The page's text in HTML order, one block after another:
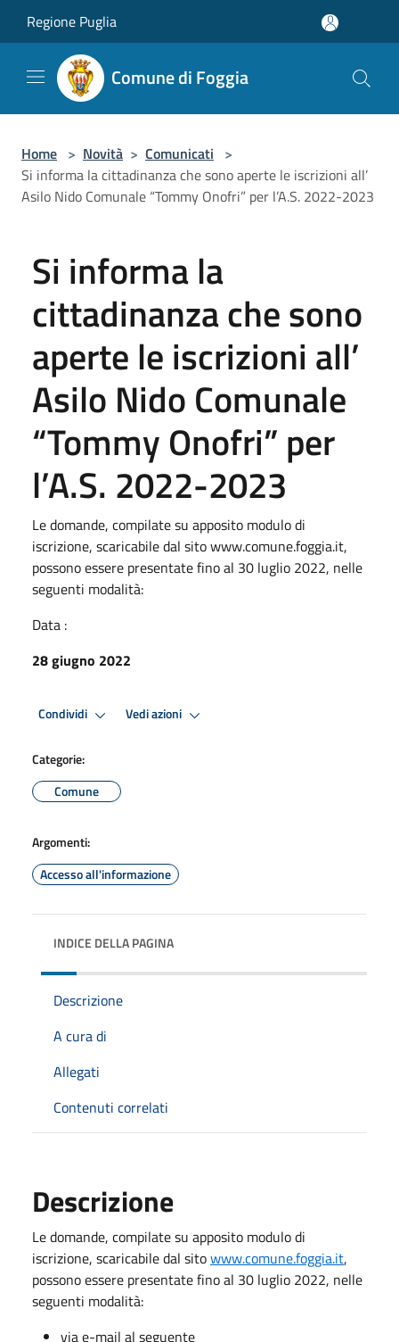
Regione Puglia
Comune di Foggia
Home > Novità > Comunicati >
Si informa la cittadinanza che sono aperte le iscrizioni all’
Asilo Nido Comunale “Tommy Onofri” per l’A.S. 2022-2023
Si informa la
cittadinanza che sono
aperte le iscrizioni all’
Asilo Nido Comunale
“Tommy Onofri” per
l’A.S. 2022-2023
Le domande, compilate su apposito modulo di
iscrizione, scaricabile dal sito www.comune.foggia.it,
possono essere presentate fino al 30 luglio 2022, nelle
seguenti modalità:
Data :
28 giugno 2022
Condividi Vedi azioni
Categorie:
Comune
Argomenti:
Accesso all'informazione
INDICE DELLA PAGINA
Descrizione
A cura di
Allegati
Contenuti correlati
Descrizione
Le domande, compilate su apposito modulo di
iscrizione, scaricabile dal sitowww.comune.foggia.it,
possono essere presentate fino al 30 luglio 2022, nelle
seguenti modalità:
via e-mail al seguente